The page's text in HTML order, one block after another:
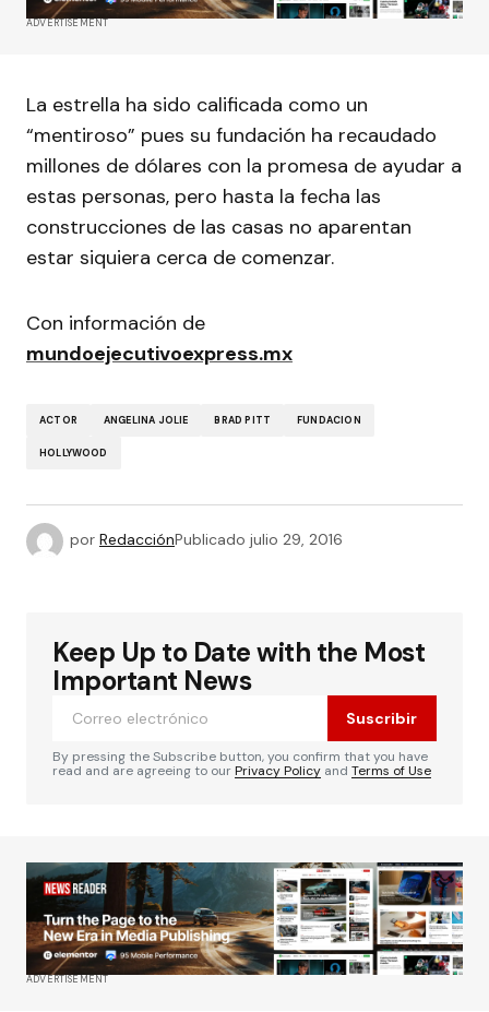
ADVERTISEMENT
La estrella ha sido calificada como un
“mentiroso” pues su fundación ha recaudado
millones de dólares con la promesa de ayudar a
estas personas, pero hasta la fecha las
construcciones de las casas no aparentan
estar siquiera cerca de comenzar.
Con información de
mundoejecutivoexpress.mx
ACTOR ANGELINA JOLIE BRAD PITT FUNDACION
HOLLYWOOD
por RedacciónPublicado julio 29, 2016
Keep Up to Date with the Most
Important News
Suscribir
By pressing the Subscribe button, you confirm that you have
read and are agreeing to ourPrivacy Policy and Terms of Use
ADVERTISEMENT